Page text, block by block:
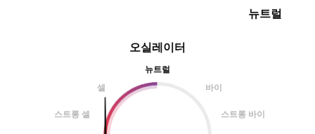
오실레이터
뉴트럴
셀
바이
스트롱 셀 스트롱 바이
뉴트럴